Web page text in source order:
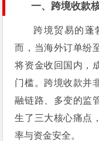
一、跨境收款
跨境贸易的蓬
而，当海外订单纷
将资金收回国内，
门槛。跨境收款并
融链路、多变的监
生了三大核心痛点
率与资金安全。